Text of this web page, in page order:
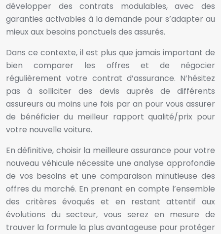
développer des contrats modulables, avec des
garanties activables à la demande pour s’adapter au
mieux aux besoins ponctuels des assurés.
Dans ce contexte, il est plus que jamais important de
bien comparer les offres et de négocier
régulièrement votre contrat d’assurance. N’hésitez
pas à solliciter des devis auprès de différents
assureurs au moins une fois par an pour vous assurer
de bénéficier du meilleur rapport qualité/prix pour
votre nouvelle voiture.
En définitive, choisir la meilleure assurance pour votre
nouveau véhicule nécessite une analyse approfondie
de vos besoins et une comparaison minutieuse des
offres du marché. En prenant en compte l’ensemble
des critères évoqués et en restant attentif aux
évolutions du secteur, vous serez en mesure de
trouver la formule la plus avantageuse pour protéger